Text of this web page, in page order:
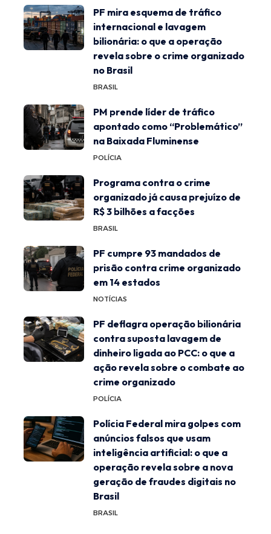
PF mira esquema de tráfico
internacional e lavagem
bilionária: o que a operação
revela sobre o crime organizado
no Brasil
BRASIL
PM prende líder de tráfico
apontado como “Problemático”
na Baixada Fluminense
POLÍCIA
Programa contra o crime
organizado já causa prejuízo de
R$ 3 bilhões a facções
BRASIL
PF cumpre 93 mandados de
prisão contra crime organizado
em 14 estados
NOTÍCIAS
PF deflagra operação bilionária
contra suposta lavagem de
dinheiro ligada ao PCC: o que a
ação revela sobre o combate ao
crime organizado
POLÍCIA
Polícia Federal mira golpes com
anúncios falsos que usam
inteligência artificial: o que a
operação revela sobre a nova
geração de fraudes digitais no
Brasil
BRASIL